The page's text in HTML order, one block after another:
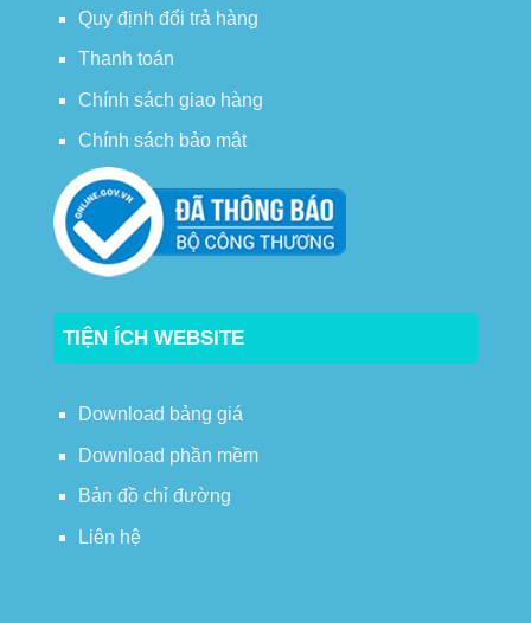
Quy định đổi trả hàng
Thanh toán
Chính sách giao hàng
Chính sách bảo mật
TIỆN ÍCH WEBSITE
Download bảng giá
Download phần mềm
Bản đồ chỉ đường
Liên hệ